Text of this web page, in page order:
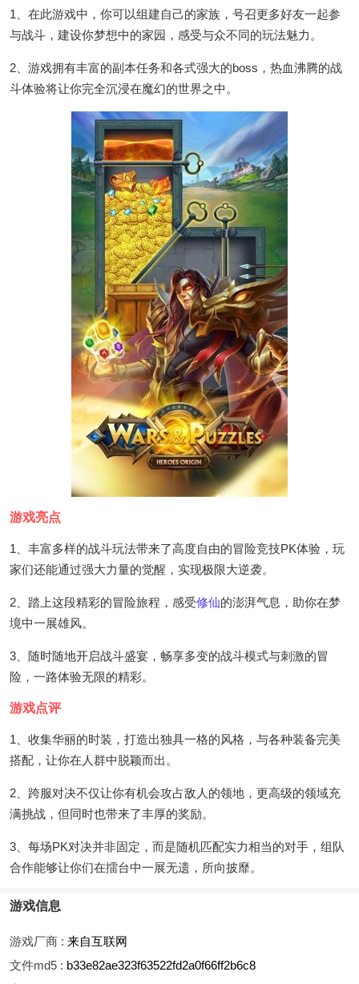
1、在此游戏中，你可以组建自己的家族，号召更多好友一起参
与战斗，建设你梦想中的家园，感受与众不同的玩法魅力。
2、游戏拥有丰富的副本任务和各式强大的boss，热血沸腾的战
斗体验将让你完全沉浸在魔幻的世界之中。
游戏亮点
1、丰富多样的战斗玩法带来了高度自由的冒险竞技PK体验，玩
家们还能通过强大力量的觉醒，实现极限大逆袭。
2、踏上这段精彩的冒险旅程，感受修仙的澎湃气息，助你在梦
境中一展雄风。
3、随时随地开启战斗盛宴，畅享多变的战斗模式与刺激的冒
险，一路体验无限的精彩。
游戏点评
1、收集华丽的时装，打造出独具一格的风格，与各种装备完美
搭配，让你在人群中脱颖而出。
2、跨服对决不仅让你有机会攻占敌人的领地，更高级的领域充
满挑战，但同时也带来了丰厚的奖励。
3、每场PK对决并非固定，而是随机匹配实力相当的对手，组队
合作能够让你们在擂台中一展无遗，所向披靡。
游戏信息
游戏厂商 : 来自互联网
文件md5 : b33e82ae323f63522fd2a0f66ff2b6c8